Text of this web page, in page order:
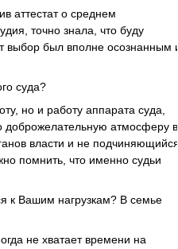
аттестат о среднем
точно знала, что буду
выбор был вполне осознанным и
суда?
но и работу аппарата суда,
доброжелательную атмосферу в
власти и не подчиняющийся
помнить, что именно судьи
к Вашим нагрузкам? В семье
не хватает времени на